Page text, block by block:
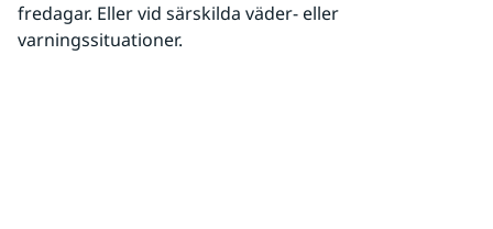
fredagar. Eller vid särskilda väder- eller
varningssituationer.